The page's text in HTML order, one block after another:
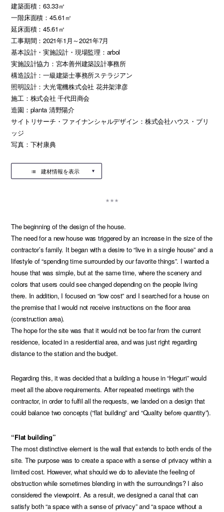
建築面積：63.33㎡
一階床面積：45.61㎡
延床面積：45.61㎡
工事期間：2021年1月～2021年7月
基本設計・実施設計・現場監理：arbol
実施設計協力：宮本善州建築設計事務所
構造設計：一級建築士事務所ステラジアン
照明設計：大光電機株式会社 花井架津彦
施工：株式会社 千代田商会
造園：planta 清野陽介
サイトリサーチ・ファイナンシャルデザイン：株式会社ハウス・ブリ
ッジ
写真：下村康典
建材情報を表示
The beginning of the design of the house.
The need for a new house was triggered by an increase in the size of the
contractor’s family. It began with a desire to “live in a single house” and a
lifestyle of “spending time surrounded by our favorite things”. I wanted a
house that was simple, but at the same time, where the scenery and
colors that users could see changed depending on the people living
there. In addition, I focused on “low cost” and I searched for a house on
the premise that I would not receive instructions on the floor area
(construction area).
The hope for the site was that it would not be too far from the current
residence, located in a residential area, and was just right regarding
distance to the station and the budget.
Regarding this, it was decided that a building a house in “Heguri” would
meet all the above requirements. After repeated meetings with the
contractor, in order to fulfil all the requests, we landed on a design that
could balance two concepts (“flat building” and “Quality before quantity”).
“Flat building”
The most distinctive element is the wall that extends to both ends of the
site. The purpose was to create a space with a sense of privacy within a
limited cost. However, what should we do to alleviate the feeling of
obstruction while sometimes blending in with the surroundings? I also
considered the viewpoint. As a result, we designed a canal that can
satisfy both “a space with a sense of privacy” and “a space without a